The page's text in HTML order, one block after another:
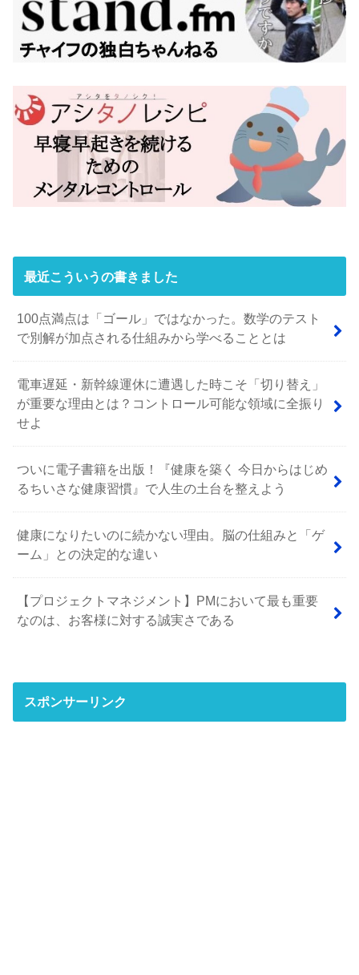
最近こういうの書きました
100点満点は「ゴール」ではなかった。数学のテスト
で別解が加点される仕組みから学べることとは
電車遅延・新幹線運休に遭遇した時こそ「切り替え」
が重要な理由とは？コントロール可能な領域に全振り
せよ
ついに電子書籍を出版！『健康を築く 今日からはじめ
るちいさな健康習慣』で人生の土台を整えよう
健康になりたいのに続かない理由。脳の仕組みと「ゲ
ーム」との決定的な違い
【プロジェクトマネジメント】PMにおいて最も重要
なのは、お客様に対する誠実さである
スポンサーリンク